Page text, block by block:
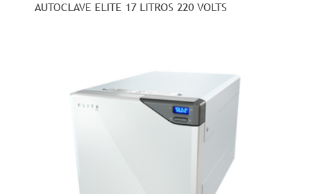
AUTOCLAVE ELITE 17 LITROS 220 VOLTS